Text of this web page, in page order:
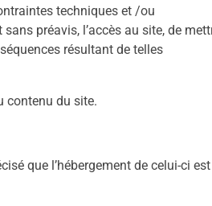
techniques et /ou
préavis, l’accès au site, de
résultant de telles
contenu du site.
que l’hébergement de celui-ci est